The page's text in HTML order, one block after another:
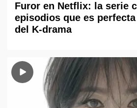
Furor en Netflix: la serie
episodios que es
del K-drama